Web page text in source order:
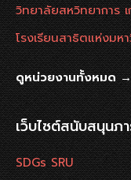
วิทยาลัยสหวิทยาการ เ
โรงเรียนสาธิตแห่งมห
ดูหน่วยงานทั้งหมด →
เว็บไซต์สนับสนุนภ
SDGs SRU